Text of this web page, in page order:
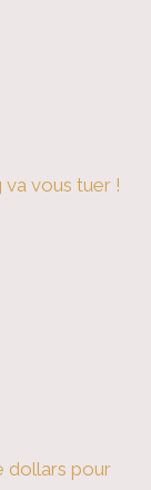
va vous tuer !
dollars pour